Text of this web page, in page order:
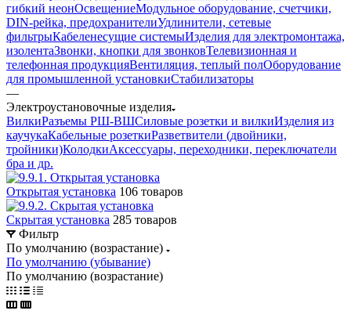
гибкий неонОсвещениеМодульное оборудование, счетчики,
DIN-рейка, предохранителиУдлинители, сетевые
фильтрыКабеленесущие системыИзделия для электромонтажа,
изолентаЗвонки, кнопки для звонковТелевизионная и
телефонная продукцияВентиляция, теплый полОборудование
для промышленной установкиСтабилизаторы
—
Электроустановочные изделия
ВилкиРазъемы РШ-ВШСиловые розетки и вилкиИзделия из
каучукаКабельные розеткиРазветвители (двойники,
тройники)КолодкиАксессуары, переходники, переключатели
бра и др.
Открытая установка 106 товаров
Скрытая установка 285 товаров
Фильтр
По умолчанию (возрастание)
По умолчанию (убывание)
По умолчанию (возрастание)